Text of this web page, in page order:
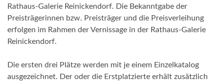
Rathaus-Galerie Reinickendorf. Die Bekanntgabe der
Preisträgerinnen bzw. Preisträger und die Preisverleihung
erfolgen im Rahmen der Vernissage in der Rathaus-Galerie
Reinickendorf.
Die ersten drei Plätze werden mit je einem Einzelkatalog
ausgezeichnet. Der oder die Erstplatzierte erhält zusätzlich